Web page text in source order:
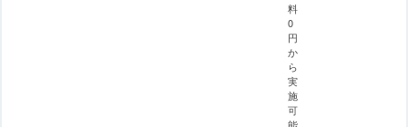
料
0
円
か
ら
実
施
可